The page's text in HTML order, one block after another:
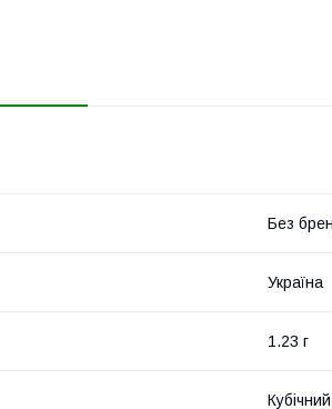
Без
Україна
1.23 г